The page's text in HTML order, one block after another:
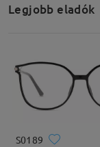
Legjobb eladók
S0189